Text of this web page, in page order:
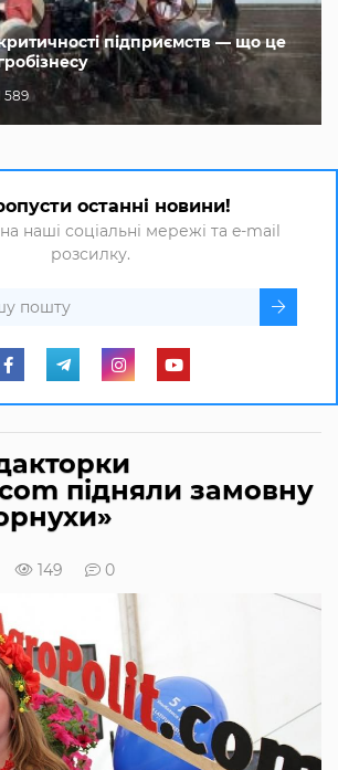
критичності підприємств — що це
589
останні новини!
наші соціальні мережі та e-mail
розсилку.
підняли замовну
149 0